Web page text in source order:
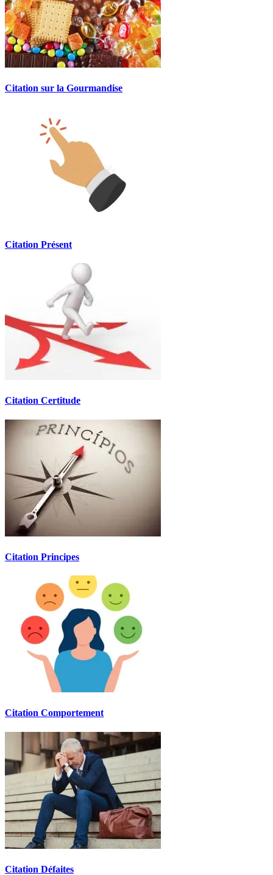
Citation sur la Gourmandise
Citation Présent
Citation Certitude
Citation Principes
Citation Comportement
Citation Défaites